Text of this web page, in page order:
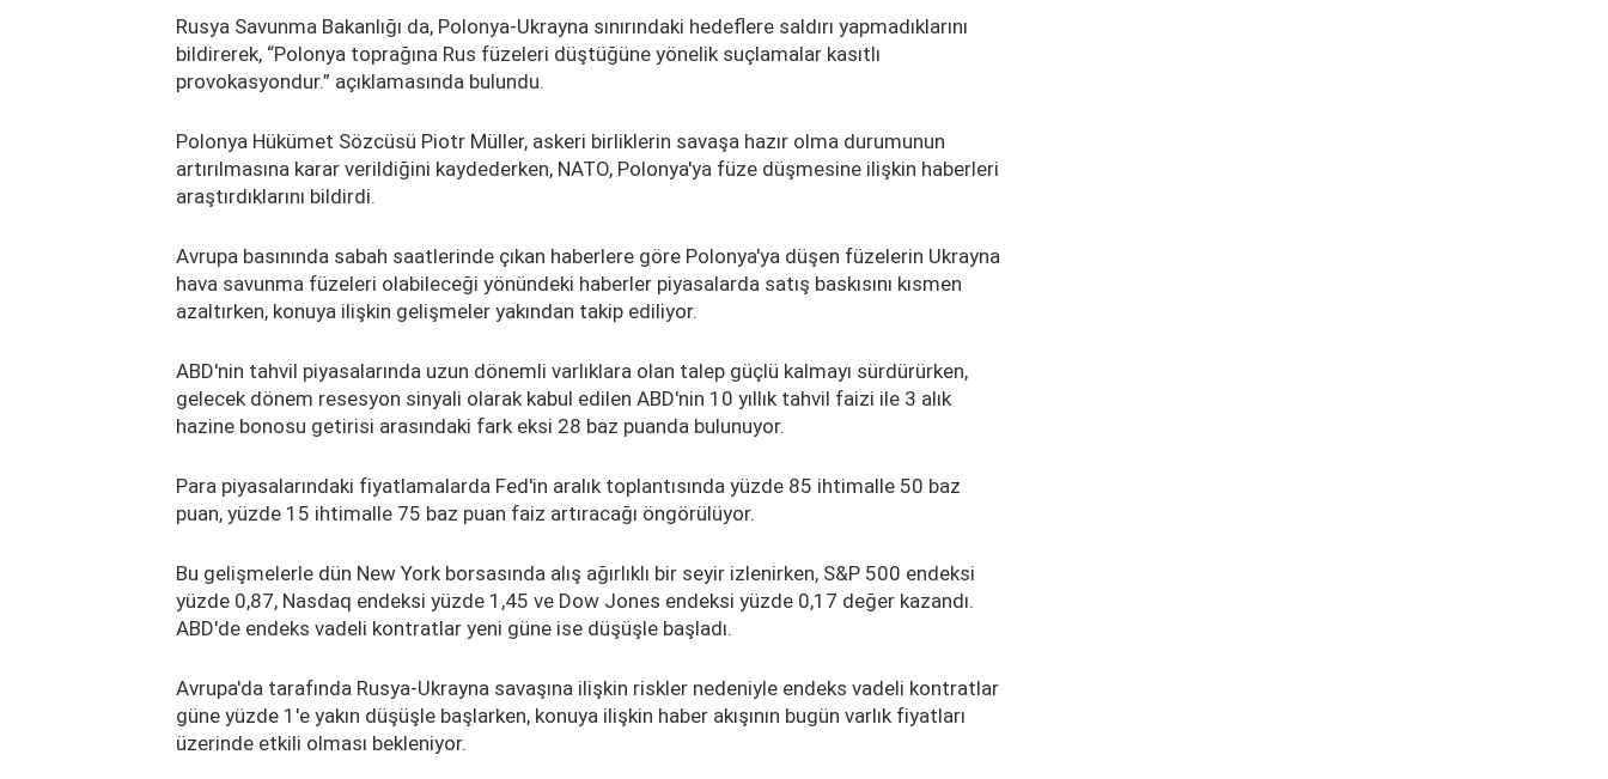
Rusya Savunma Bakanlığı da, Polonya-Ukrayna sınırındaki hedeflere saldırı yapmadıklarını
bildirerek, “Polonya toprağına Rus füzeleri düştüğüne yönelik suçlamalar kasıtlı
provokasyondur.” açıklamasında bulundu.
Polonya Hükümet Sözcüsü Piotr Müller, askeri birliklerin savaşa hazır olma durumunun
artırılmasına karar verildiğini kaydederken, NATO, Polonya'ya füze düşmesine ilişkin haberleri
araştırdıklarını bildirdi.
Avrupa basınında sabah saatlerinde çıkan haberlere göre Polonya'ya düşen füzelerin Ukrayna
hava savunma füzeleri olabileceği yönündeki haberler piyasalarda satış baskısını kısmen
azaltırken, konuya ilişkin gelişmeler yakından takip ediliyor.
ABD'nin tahvil piyasalarında uzun dönemli varlıklara olan talep güçlü kalmayı sürdürürken,
gelecek dönem resesyon sinyali olarak kabul edilen ABD'nin 10 yıllık tahvil faizi ile 3 alık
hazine bonosu getirisi arasındaki fark eksi 28 baz puanda bulunuyor.
Para piyasalarındaki fiyatlamalarda Fed'in aralık toplantısında yüzde 85 ihtimalle 50 baz
puan, yüzde 15 ihtimalle 75 baz puan faiz artıracağı öngörülüyor.
Bu gelişmelerle dün New York borsasında alış ağırlıklı bir seyir izlenirken, S&P 500 endeksi
yüzde 0,87, Nasdaq endeksi yüzde 1,45 ve Dow Jones endeksi yüzde 0,17 değer kazandı.
ABD'de endeks vadeli kontratlar yeni güne ise düşüşle başladı.
Avrupa'da tarafında Rusya-Ukrayna savaşına ilişkin riskler nedeniyle endeks vadeli kontratlar
güne yüzde 1'e yakın düşüşle başlarken, konuya ilişkin haber akışının bugün varlık fiyatları
üzerinde etkili olması bekleniyor.